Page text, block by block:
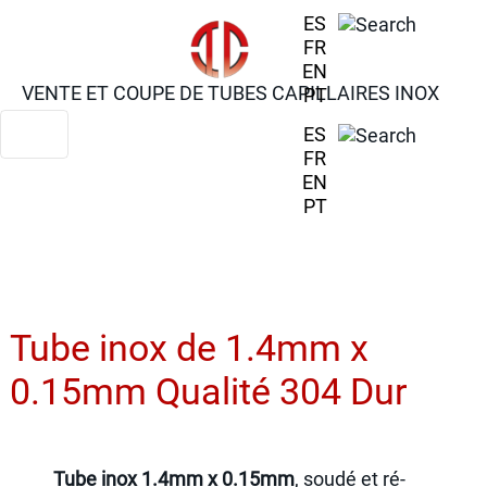
ES
FR
EN
PT
VENTE ET COUPE DE TUBES CAPILLAIRES INOX
ES
FR
EN
PT
Tube inox de 1.4mm x
0.15mm Qualité 304 Dur
Tube inox 1.4mm x 0.15mm, soudé et ré-